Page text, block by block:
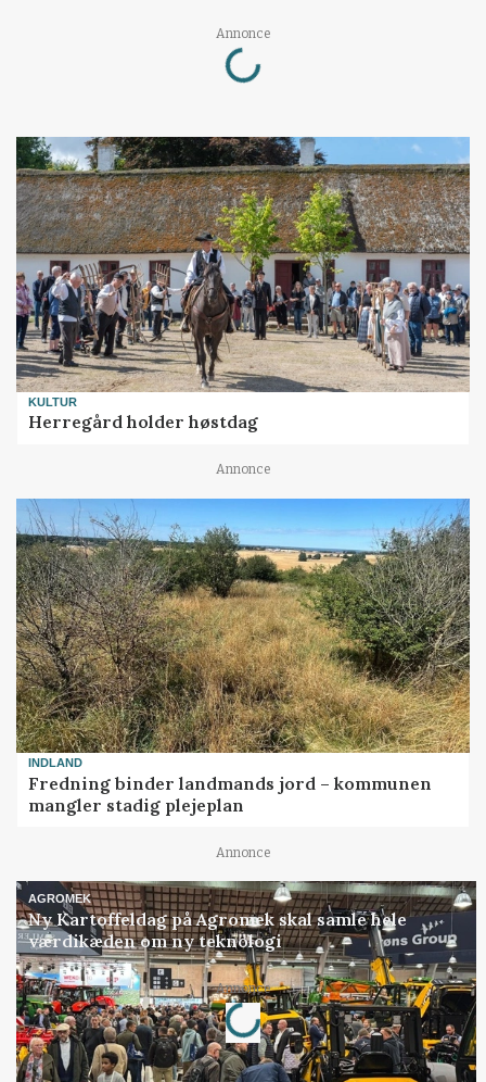
Annonce
Loading...
KULTUR
Herregård holder høstdag
Annonce
INDLAND
Fredning binder landmands jord – kommunen
mangler stadig plejeplan
Annonce
AGROMEK
Ny Kartoffeldag på Agromek skal samle hele
værdikæden om ny teknologi
Annonce
Loading...